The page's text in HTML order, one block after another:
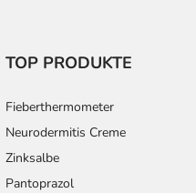
TOP PRODUKTE
Fieberthermometer
Neurodermitis Creme
Zinksalbe
Pantoprazol